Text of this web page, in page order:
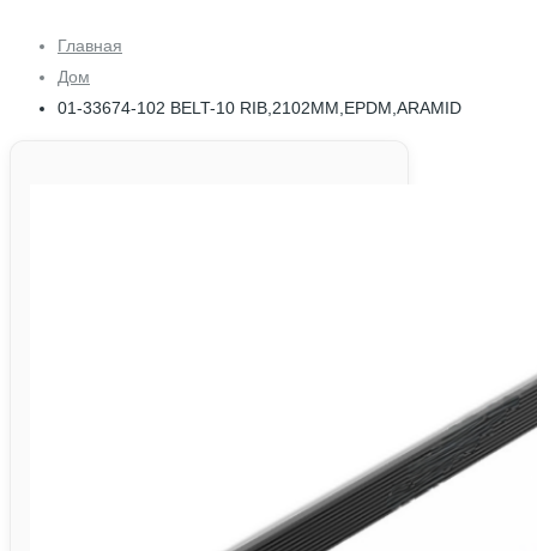
Главная
Дом
01-33674-102 BELT-10 RIB,2102MM,EPDM,ARAMID